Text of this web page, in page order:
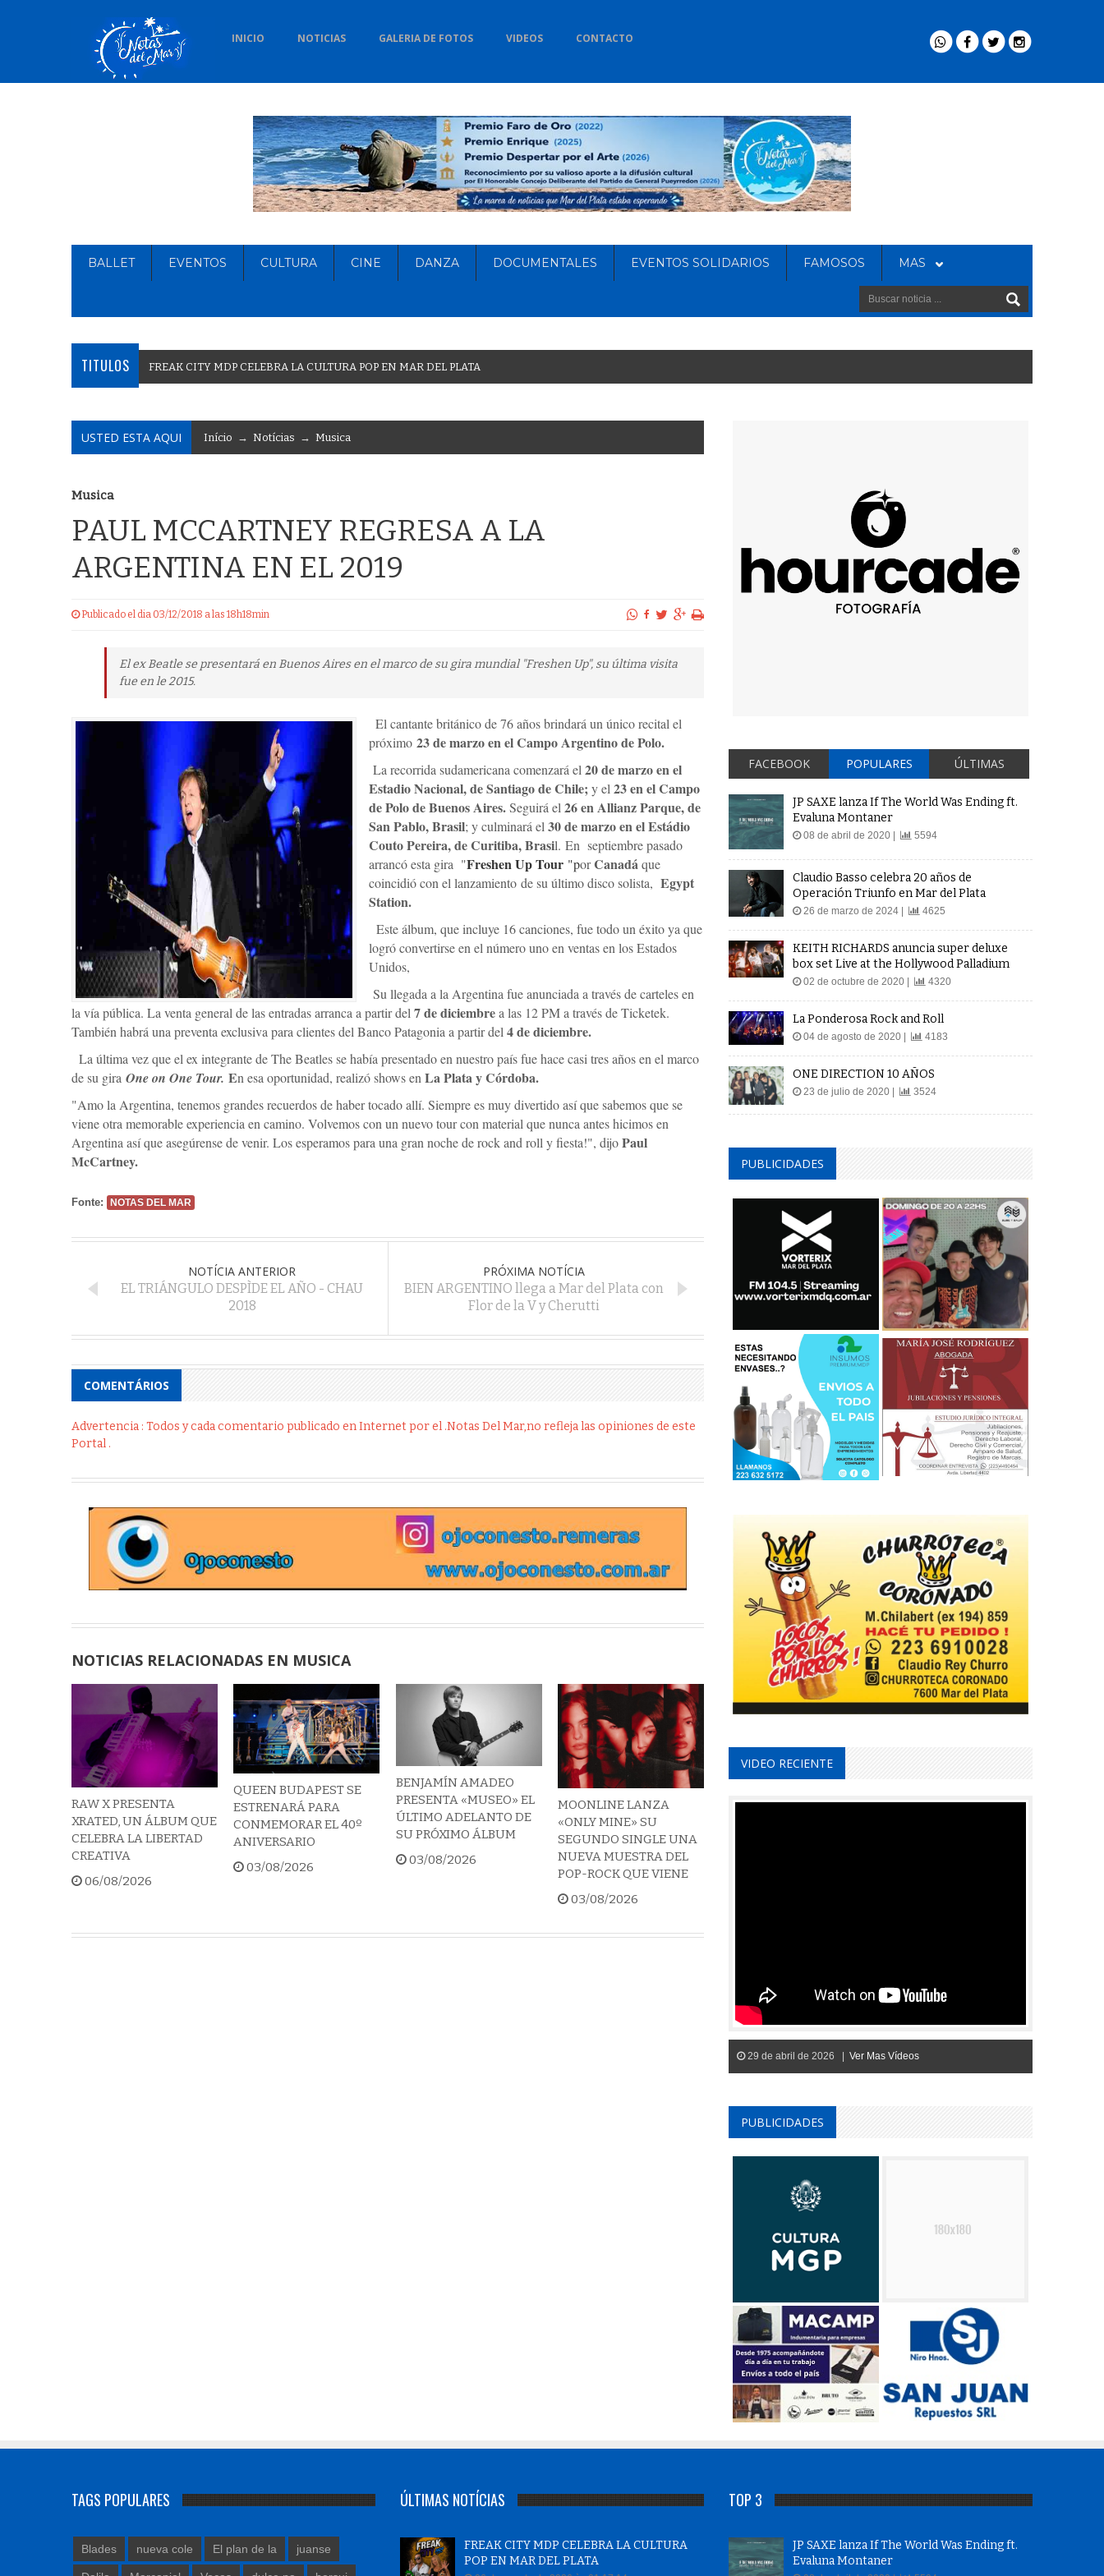
INICIO NOTICIAS GALERIA DE FOTOS VIDEOS CONTACTO
BALLET EVENTOS CULTURA CINE DANZA DOCUMENTALES EVENTOS SOLIDARIOS FAMOSOS MAS
TITULOS FREAK CITY MDP CELEBRA LA CULTURA POP EN MAR DEL PLATA
USTED ESTA AQUI Início → Notícias → Musica
Musica
PAUL MCCARTNEY REGRESA A LA
ARGENTINA EN EL 2019
Publicado el dia 03/12/2018 a las 18h18min
El ex Beatle se presentará en Buenos Aires en el marco de su gira mundial "Freshen Up", su última visita
fue en le 2015.
El cantante británico de 76 años brindará un único recital el
próximo 23 de marzo en el Campo Argentino de Polo.
La recorrida sudamericana comenzará el20 de marzo en el
Estadio Nacional, de Santiago de Chile;y el23 en el Campo
de Polo de Buenos Aires.Seguirá el26 en Allianz Parque, de
San Pablo, Brasil; y culminará el30 de marzo en el Estádio
Couto Pereira, de Curitiba, Brasil. En septiembre pasado
arrancó esta gira "Freshen Up Tour "porCanadáque
coincidió con el lanzamiento de su último disco solista, Egypt
Station.
Este álbum, que incluye 16 canciones, fue todo un éxito ya que
logró convertirse en el número uno en ventas en los Estados
Unidos,
Su llegada a la Argentina fue anunciada a través de carteles en
la vía pública. La venta general de las entradas arranca a partir del7 de diciembrea las 12 PM a través de Ticketek.
También habrá una preventa exclusiva para clientes del Banco Patagonia a partir del4 de diciembre.
La última vez que el ex integrante de The Beatles se había presentado en nuestro país fue hace casi tres años en el marco
de su gira One on One Tour. En esa oportunidad, realizó shows enLa Plata y Córdoba.
"Amo la Argentina, tenemos grandes recuerdos de haber tocado allí. Siempre es muy divertido así que sabemos que se
viene otra memorable experiencia en camino. Volvemos con un nuevo tour con material que nunca antes hicimos en
Argentina así que asegúrense de venir. Los esperamos para una gran noche de rock and roll y fiesta!", dijoPaul
McCartney.
Fonte: NOTAS DEL MAR
NOTÍCIA ANTERIOR
EL TRIÁNGULO DESPÌDE EL AÑO - CHAU
2018
PRÓXIMA NOTÍCIA
BIEN ARGENTINO llega a Mar del Plata con
Flor de la V y Cherutti
COMENTÁRIOS
Advertencia : Todos y cada comentario publicado en Internet por el .Notas Del Mar,no refleja las opiniones de este
Portal .
NOTICIAS RELACIONADAS EN MUSICA
RAW X PRESENTA
XRATED, UN ÁLBUM QUE
CELEBRA LA LIBERTAD
CREATIVA
06/08/2026
QUEEN BUDAPEST SE
ESTRENARÁ PARA
CONMEMORAR EL 40º
ANIVERSARIO
03/08/2026
BENJAMÍN AMADEO
PRESENTA «MUSEO» EL
ÚLTIMO ADELANTO DE
SU PRÓXIMO ÁLBUM
03/08/2026
MOONLINE LANZA
«ONLY MINE» SU
SEGUNDO SINGLE UNA
NUEVA MUESTRA DEL
POP-ROCK QUE VIENE
03/08/2026
FACEBOOK POPULARES ÚLTIMAS
JP SAXE lanza If The World Was Ending ft.
Evaluna Montaner
08 de abril de 2020 | 5594
Claudio Basso celebra 20 años de
Operación Triunfo en Mar del Plata
26 de marzo de 2024 | 4625
KEITH RICHARDS anuncia super deluxe
box set Live at the Hollywood Palladium
02 de octubre de 2020 | 4320
La Ponderosa Rock and Roll
04 de agosto de 2020 | 4183
ONE DIRECTION 10 AÑOS
23 de julio de 2020 | 3524
PUBLICIDADES
VIDEO RECIENTE
29 de abril de 2026 | Ver Mas Vídeos
PUBLICIDADES
TAGS POPULARES
Blades nueva cole El plan de la juanse
ÚLTIMAS NOTÍCIAS
FREAK CITY MDP CELEBRA LA CULTURA
POP EN MAR DEL PLATA
TOP 3
JP SAXE lanza If The World Was Ending ft.
Evaluna Montaner